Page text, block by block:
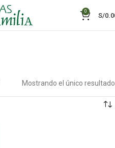
0
S/
Mostrando el único resultado